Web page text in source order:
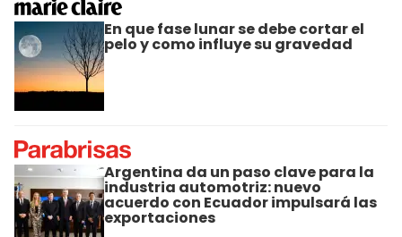
En que fase lunar se debe cortar el
pelo y como influye su gravedad
Argentina da un paso clave para la
industria automotriz: nuevo
acuerdo con Ecuador impulsará las
exportaciones